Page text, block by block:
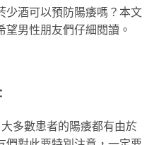
少酒可以預防陽痿嗎？本文
男性朋友們仔細閱讀。
數患者的陽痿都有由於